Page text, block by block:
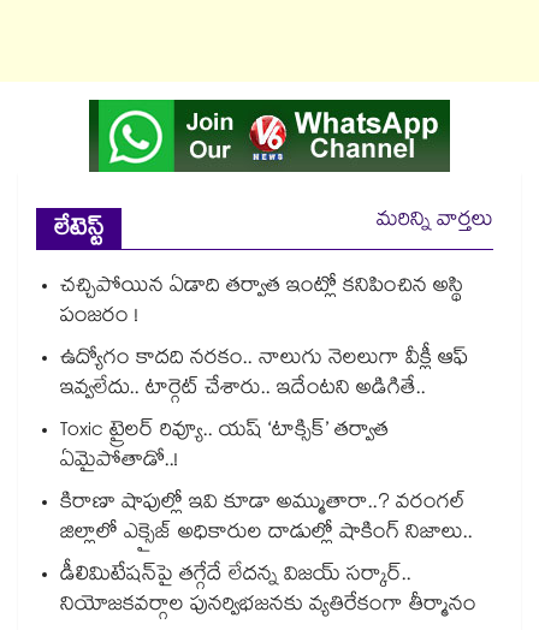
లేటెస్ట్
మరిన్ని వార్తలు
చచ్చిపోయిన ఏడాది తర్వాత ఇంట్లో కనిపించిన అస్థి
పంజరం !
ఉద్యోగం కాదది నరకం.. నాలుగు నెలలుగా వీక్లీ ఆఫ్
ఇవ్వలేదు.. టార్గెట్ చేశారు.. ఇదేంటని అడిగితే..
Toxic ట్రైలర్ రివ్యూ.. యష్ ‘టాక్సిక్’ తర్వాత
ఏమైపోతాడో..!
కిరాణా షాపుల్లో ఇవి కూడా అమ్ముతారా..? వరంగల్
జిల్లాలో ఎక్సైజ్ అధికారుల దాడుల్లో షాకింగ్ నిజాలు..
డీలిమిటేషన్‎పై తగ్గేదే లేదన్న విజయ్ సర్కార్..
నియోజకవర్గాల పునర్విభజనకు వ్యతిరేకంగా తీర్మానం